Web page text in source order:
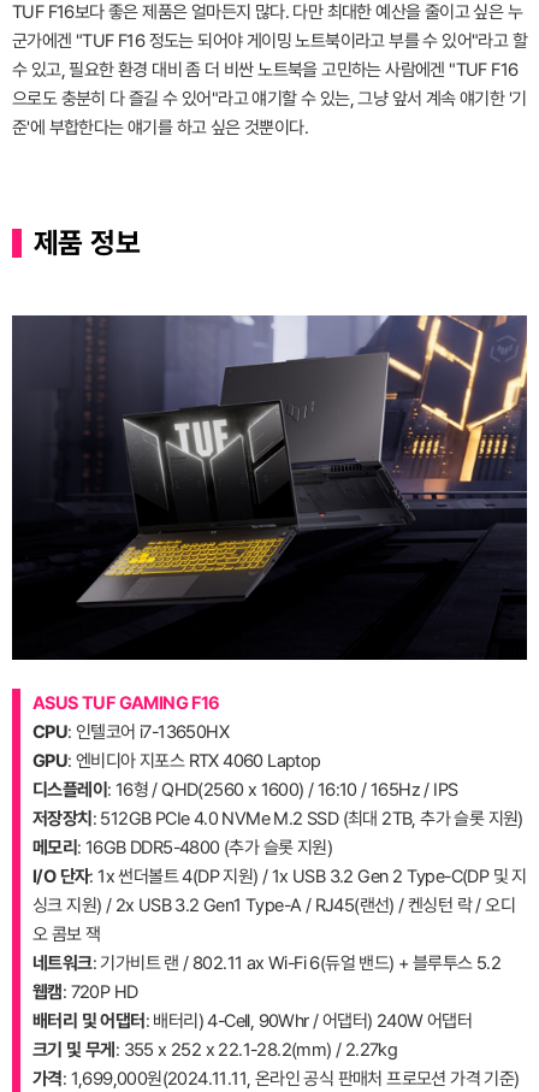
TUF F16보다 좋은 제품은 얼마든지 많다. 다만 최대한 예산을 줄이고 싶은 누
군가에겐 "TUF F16 정도는 되어야 게이밍 노트북이라고 부를 수 있어"라고 할
수 있고, 필요한 환경 대비 좀 더 비싼 노트북을 고민하는 사람에겐 "TUF F16
으로도 충분히 다 즐길 수 있어"라고 얘기할 수 있는, 그냥 앞서 계속 얘기한 '기
준'에 부합한다는 얘기를 하고 싶은 것뿐이다.
제품 정보
ASUS TUF GAMING F16
CPU: 인텔코어 i7-13650HX
GPU: 엔비디아 지포스 RTX 4060 Laptop
디스플레이 : 16형 / QHD(2560 x 1600) / 16:10 / 165Hz / IPS
저장장치 : 512GB PCIe 4.0 NVMe M.2 SSD (최대 2TB, 추가 슬롯 지원)
메모리 : 16GB DDR5-4800 (추가 슬롯 지원)
I/O 단자: 1x 썬더볼트 4(DP 지원) / 1x USB 3.2 Gen 2 Type-C(DP 및 지
싱크 지원) / 2x USB 3.2 Gen1 Type-A / RJ45(랜선) / 켄싱턴 락 / 오디
오 콤보 잭
네트워크: 기가비트 랜 / 802.11 ax Wi-Fi 6(듀얼 밴드) + 블루투스 5.2
웹캠: 720P HD
배터리 및 어댑터 : 배터리) 4-Cell, 90Whr / 어댑터) 240W 어댑터
크기 및 무게 : 355 x 252 x 22.1-28.2(mm) / 2.27kg
가격: 1,699,000원(2024.11.11, 온라인 공식 판매처 프로모션 가격 기준)